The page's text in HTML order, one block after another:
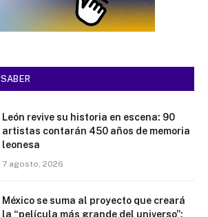
SABER
León revive su historia en escena: 90
artistas contarán 450 años de memoria
leonesa
7 agosto, 2026
México se suma al proyecto que creará
la “película más grande del universo”;